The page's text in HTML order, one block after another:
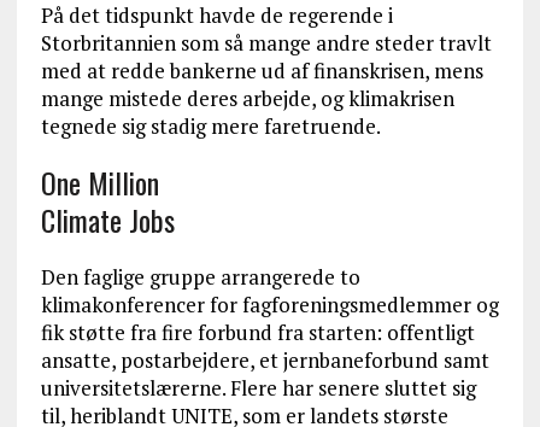
På det tidspunkt havde de regerende i
Storbritannien som så mange andre steder travlt
med at redde bankerne ud af finanskrisen, mens
mange mistede deres arbejde, og klimakrisen
tegnede sig stadig mere faretruende.
One Million
Climate Jobs
Den faglige gruppe arrangerede to
klimakonferencer for fagforeningsmedlemmer og
fik støtte fra fire forbund fra starten: offentligt
ansatte, postarbejdere, et jernbaneforbund samt
universitetslærerne. Flere har senere sluttet sig
til, heriblandt UNITE, som er landets største